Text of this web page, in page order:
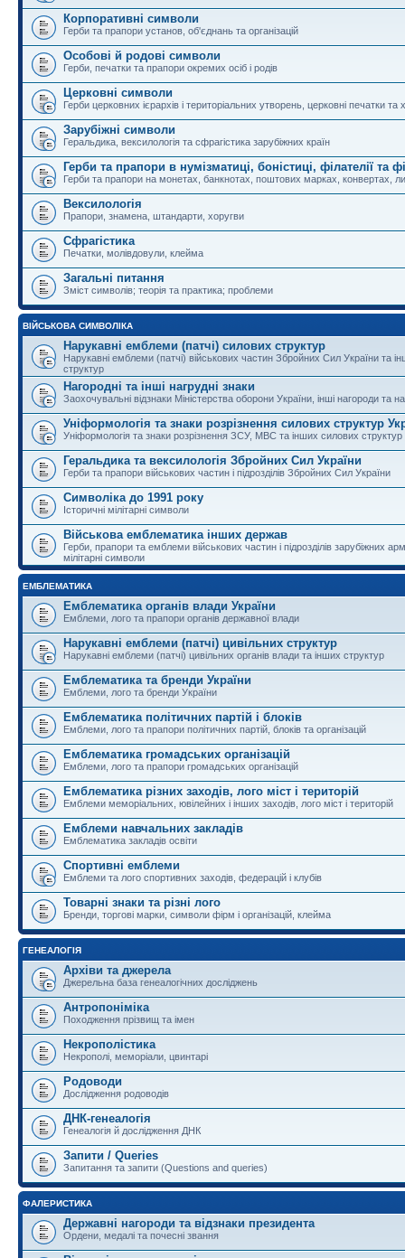
Корпоративні символи
Герби та прапори установ, об'єднань та організацій
Особові й родові символи
Герби, печатки та прапори окремих осіб і родів
Церковні символи
Герби церковних ієрархів і територіальних утворень, церковні печатки та
Зарубіжні символи
Геральдика, вексилологія та сфрагістика зарубіжних країн
Герби та прапори в нумізматиці, боністиці, філателії та
Герби та прапори на монетах, банкнотах, поштових марках, конвертах,
Вексилологія
Прапори, знамена, штандарти, хоругви
Сфрагістика
Печатки, молівдовули, клейма
Загальні питання
Зміст символів; теорія та практика; проблеми
ВІЙСЬКОВА СИМВОЛІКА
Нарукавні емблеми (патчі) силових структур
Нарукавні емблеми (патчі) військових частин Збройних Сил України та
структур
Нагородні та інші нагрудні знаки
Заохочувальні відзнаки Міністерства оборони України, інші нагороди та
Уніформологія та знаки розрізнення силових структур
Уніформологія та знаки розрізнення ЗСУ, МВС та інших силових структур
Геральдика та вексилологія Збройних Сил України
Герби та прапори військових частин і підрозділів Збройних Сил України
Символіка до 1991 року
Історичні мілітарні символи
Військова емблематика інших держав
Герби, прапори та емблеми військових частин і підрозділів зарубіжних
мілітарні символи
ЕМБЛЕМАТИКА
Емблематика органів влади України
Емблеми, лого та прапори органів державної влади
Нарукавні емблеми (патчі) цивільних структур
Нарукавні емблеми (патчі) цивільних органів влади та інших структур
Емблематика та бренди України
Емблеми, лого та бренди України
Емблематика політичних партій і блоків
Емблеми, лого та прапори політичних партій, блоків та організацій
Емблематика громадських організацій
Емблеми, лого та прапори громадських організацій
Емблематика різних заходів, лого міст і територій
Емблеми меморіальних, ювілейних і інших заходів, лого міст і територій
Емблеми навчальних закладів
Емблематика закладів освіти
Спортивні емблеми
Емблеми та лого спортивних заходів, федерацій і клубів
Товарні знаки та різні лого
Бренди, торгові марки, символи фірм і організацій, клейма
ГЕНЕАЛОГІЯ
Архіви та джерела
Джерельна база генеалогічних досліджень
Антропоніміка
Походження прізвищ та імен
Некрополістика
Некрополі, меморіали, цвинтарі
Родоводи
Дослідження родоводів
ДНК-генеалогія
Генеалогія й дослідження ДНК
Запити / Queries
Запитання та запити (Questions and queries)
ФАЛЕРИСТИКА
Державні нагороди та відзнаки президента
Ордени, медалі та почесні звання